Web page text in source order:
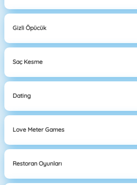
Gizli Öpücük
Saç Kesme
Dating
Love Meter Games
Restoran Oyunları